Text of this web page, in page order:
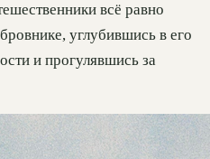
всё равно
углубившись в его
и прогулявшись за